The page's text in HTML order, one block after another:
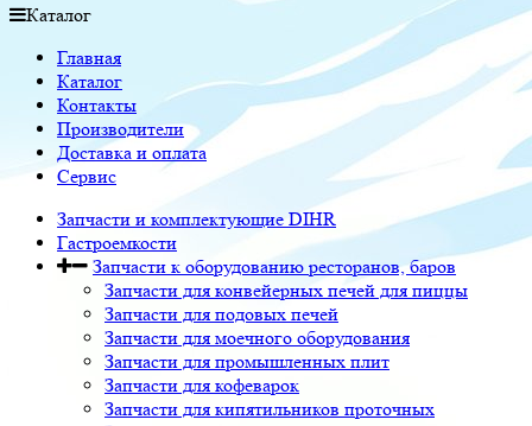
Каталог
Главная
Каталог
Контакты
Производители
Доставка и оплата
Сервис
Запчасти и комплектующие DIHR
Гастроемкости
Запчасти к оборудованию ресторанов, баров
Запчасти для конвейерных печей для пиццы
Запчасти для подовых печей
Запчасти для моечного оборудования
Запчасти для промышленных плит
Запчасти для кофеварок
Запчасти для кипятильников проточных